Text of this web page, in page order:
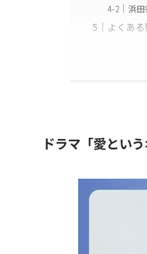
浜田
よくあ
ドラマ「愛とい